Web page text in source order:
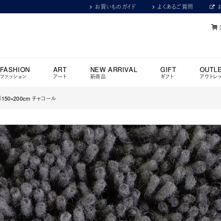
お買いものガイド よくあるご質問
FASHION
ファッション
ART
アート
NEW ARRIVAL
新商品
GIFT
ギフト アウトレ
チャコール